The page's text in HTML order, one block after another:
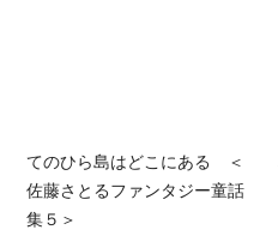
てのひら島はどこにある ＜
佐藤さとるファンタジー童話
集５＞